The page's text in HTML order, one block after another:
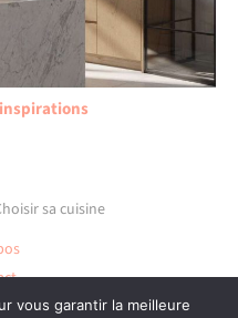
sa cuisine
site
vous garantir la meilleure